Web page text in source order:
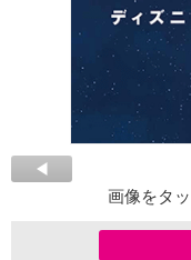
画像をタ